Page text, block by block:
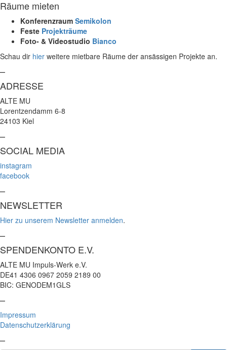
Räume mieten
Konferenzraum Semikolon
Feste Projekträume
Foto- & Videostudio Bianco
Schau dir hier weitere mietbare Räume der ansässigen Projekte an.
–
ADRESSE
ALTE MU
Lorentzendamm 6-8
24103 Kiel
–
SOCIAL MEDIA
instagram
facebook
–
NEWSLETTER
Hier zu unserem Newsletter anmelden.
–
SPENDENKONTO E.V.
ALTE MU Impuls-Werk e.V.
DE41 4306 0967 2059 2189 00
BIC: GENODEM1GLS
–
Impressum
Datenschutzerklärung
–